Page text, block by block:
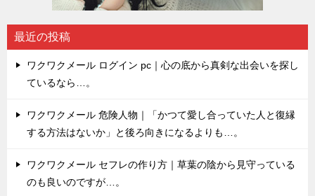
最近の投稿
ワクワクメール ログイン pc｜心の底から真剣な出会いを探し
ているなら…。
ワクワクメール 危険人物｜「かつて愛し合っていた人と復縁
する方法はないか」と後ろ向きになるよりも…。
ワクワクメール セフレの作り方｜草葉の陰から見守っている
のも良いのですが…。